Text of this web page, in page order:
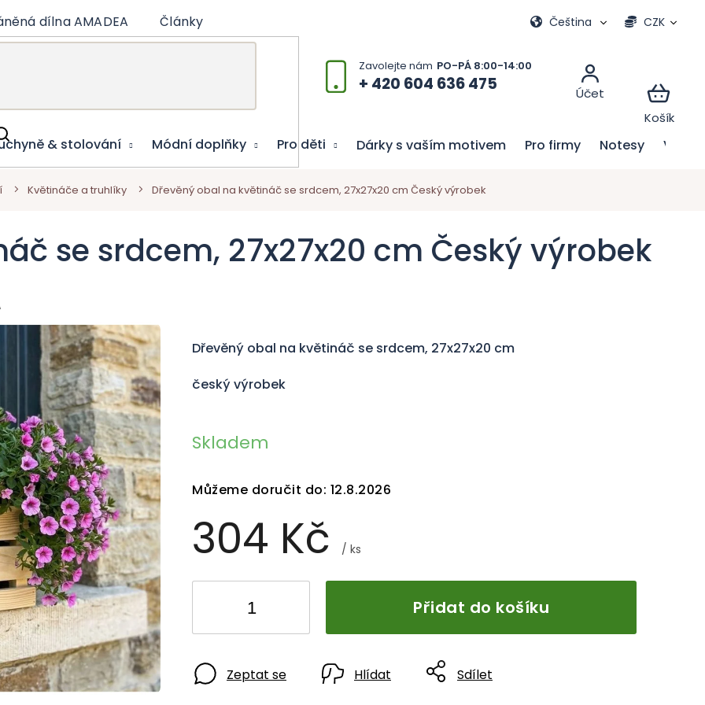
+ 420 604 636 475
dílna AMADEA Články CZK
Čeština
& stolování Módní doplňky Pro děti Dárky s vaším motivem Pro firmy Notesy
Květináče a truhlíky Dřevěný obal na květináč se srdcem, 27x27x20 cm Český výrobek
se srdcem, 27x27x20 cm Český výrobek
304 Kč / ks
Skladem
Můžeme doručit do: 12.8.2026
Přidat do košíku
Dřevěný obal na květináč se srdcem, 27x27x20 cm
český výrobek
Zeptat se Hlídat Sdílet